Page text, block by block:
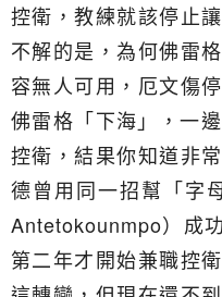
控衛，教練就該停止
不解的是，為何佛雷
容無人可用，厄文傷
佛雷格「下海」，一
控衛，結果你知道非
德曾用同一招幫「字
Antetokounmpo）成
第二年才開始兼職控